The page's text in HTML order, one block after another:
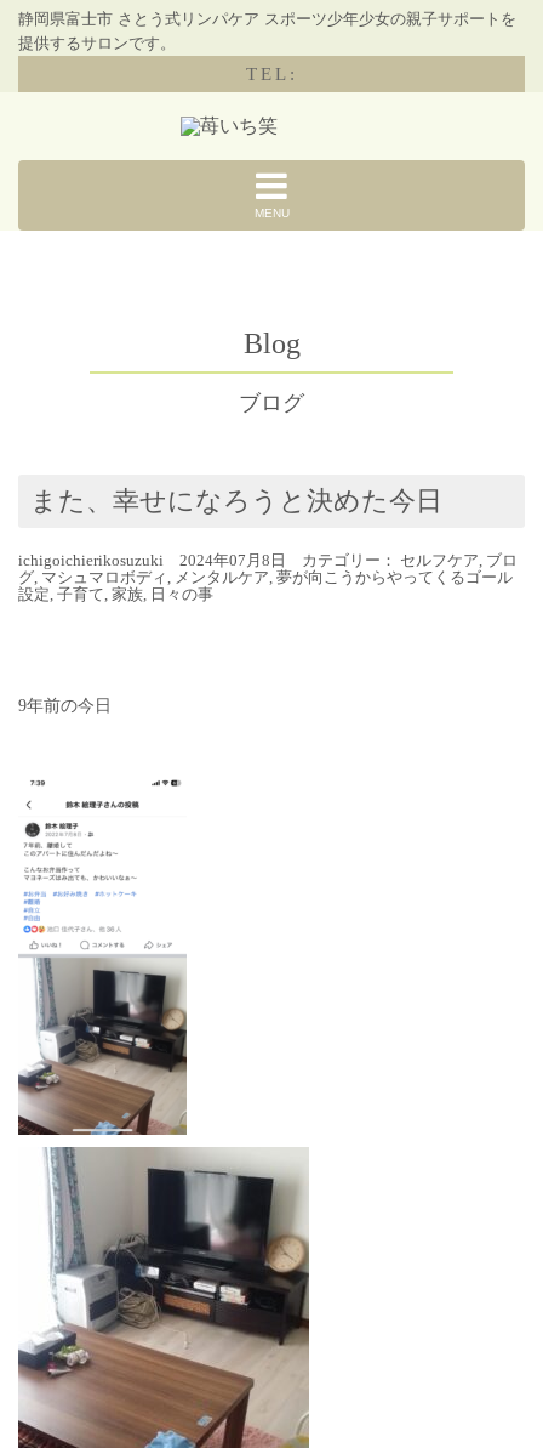
静岡県富士市 さとう式リンパケア スポーツ少年少女の親子サポートを
提供するサロンです。
TEL:
MENU
Blog
ブログ
また、幸せになろうと決めた今日
ichigoichierikosuzuki 2024年07月8日 カテゴリー： セルフケア, ブロ
グ, マシュマロボディ , メンタルケア, 夢が向こうからやってくるゴール
設定, 子育て, 家族, 日々の事
9年前の今日